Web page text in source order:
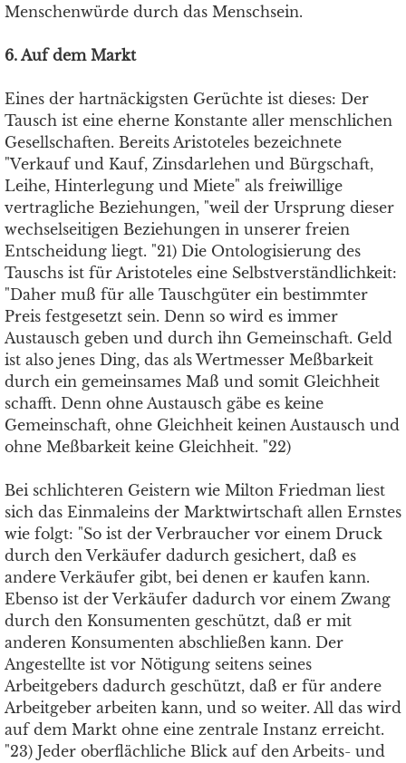
Menschenwürde durch das Menschsein.
6. Auf dem Markt
Eines der hartnäckigsten Gerüchte ist dieses: Der
Tausch ist eine eherne Konstante aller menschlichen
Gesellschaften. Bereits Aristoteles bezeichnete
"Verkauf und Kauf, Zinsdarlehen und Bürgschaft,
Leihe, Hinterlegung und Miete" als freiwillige
vertragliche Beziehungen, "weil der Ursprung dieser
wechselseitigen Beziehungen in unserer freien
Entscheidung liegt. "21) Die Ontologisierung des
Tauschs ist für Aristoteles eine Selbstverständlichkeit:
"Daher muß für alle Tauschgüter ein bestimmter
Preis festgesetzt sein. Denn so wird es immer
Austausch geben und durch ihn Gemeinschaft. Geld
ist also jenes Ding, das als Wertmesser Meßbarkeit
durch ein gemeinsames Maß und somit Gleichheit
schafft. Denn ohne Austausch gäbe es keine
Gemeinschaft, ohne Gleichheit keinen Austausch und
ohne Meßbarkeit keine Gleichheit. "22)
Bei schlichteren Geistern wie Milton Friedman liest
sich das Einmaleins der Marktwirtschaft allen Ernstes
wie folgt: "So ist der Verbraucher vor einem Druck
durch den Verkäufer dadurch gesichert, daß es
andere Verkäufer gibt, bei denen er kaufen kann.
Ebenso ist der Verkäufer dadurch vor einem Zwang
durch den Konsumenten geschützt, daß er mit
anderen Konsumenten abschließen kann. Der
Angestellte ist vor Nötigung seitens seines
Arbeitgebers dadurch geschützt, daß er für andere
Arbeitgeber arbeiten kann, und so weiter. All das wird
auf dem Markt ohne eine zentrale Instanz erreicht.
"23) Jeder oberflächliche Blick auf den Arbeits- und